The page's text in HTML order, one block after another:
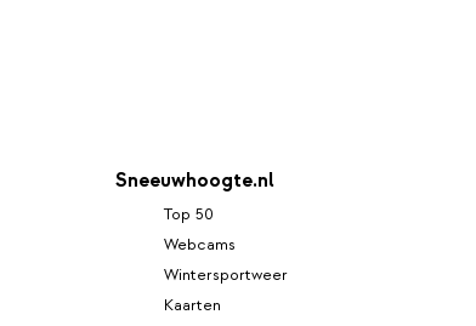
Sneeuwhoogte.nl
Top 50
Webcams
Wintersportweer
Kaarten